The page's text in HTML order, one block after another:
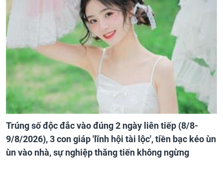
Trúng số độc đắc vào đúng 2 ngày liên tiếp (8/8-
9/8/2026), 3 con giáp 'lĩnh hội tài lộc', tiền bạc kéo ùn
ùn vào nhà, sự nghiệp thăng tiến không ngừng